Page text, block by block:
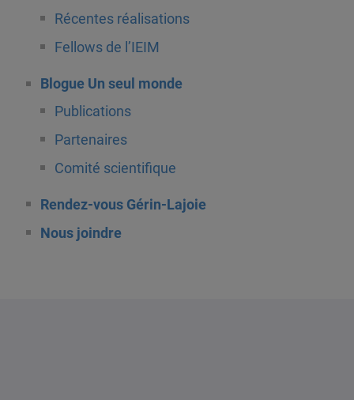
Récentes réalisations
Fellows de l’IEIM
Blogue Un seul monde
Publications
Partenaires
Comité scientifique
Rendez-vous Gérin-Lajoie
Nous joindre